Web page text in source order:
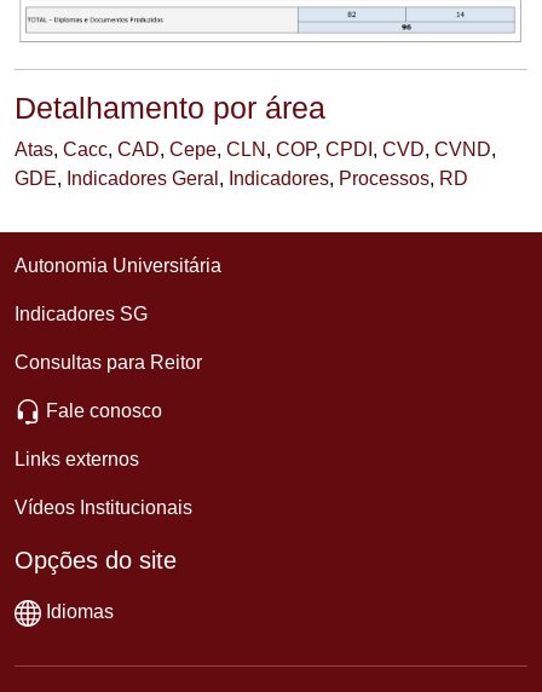
Detalhamento por área
Atas, Cacc, CAD, Cepe, CLN , COP, CPDI , CVD, CVND,
GDE, Indicadores Geral , Indicadores, Processos, RD
Autonomia Universitária
Indicadores SG
Consultas para Reitor
Fale conosco
Links externos
Vídeos Institucionais
Opções do site
Idiomas